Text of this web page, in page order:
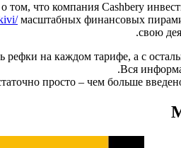
что компания Cashbery
масштабных финансовых
свою
рефки на каждом тарифе, а с
Вся
просто – чем больше